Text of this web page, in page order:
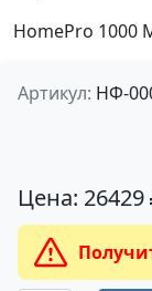
HomePro 1000
Артикул: НФ-
Цена: 26429